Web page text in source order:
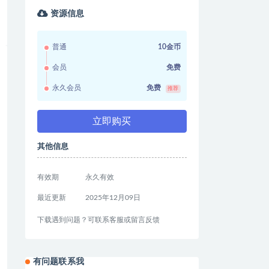
资源信息
普通 10金币
会员 免费
永久会员 免费 推荐
立即购买
其他信息
有效期 永久有效
最近更新 2025年12月09日
下载遇到问题？可联系客服或留言反馈
有问题联系我